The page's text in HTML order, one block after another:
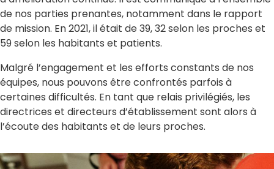
de nos parties prenantes, notamment dans le rapport
de mission. En 2021, il était de 39, 32 selon les proches et
59 selon les habitants et patients.
Malgré l’engagement et les efforts constants de nos
équipes, nous pouvons être confrontés parfois à
certaines difficultés. En tant que relais privilégiés, les
directrices et directeurs d’établissement sont alors à
l’écoute des habitants et de leurs proches.